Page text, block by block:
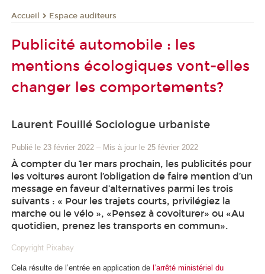
Accueil Espace auditeurs
Publicité automobile : les
mentions écologiques vont-elles
changer les comportements?
Laurent Fouillé Sociologue urbaniste
Publié le 23 février 2022 – Mis à jour le 25 février 2022
À compter du 1er mars prochain, les publicités pour
les voitures auront l’obligation de faire mention d’un
message en faveur d’alternatives parmi les trois
suivants : « Pour les trajets courts, privilégiez la
marche ou le vélo », «Pensez à covoiturer» ou «Au
quotidien, prenez les transports en commun».
Copyright Pixabay
Cela résulte de l’entrée en application de l’arrêté ministériel du